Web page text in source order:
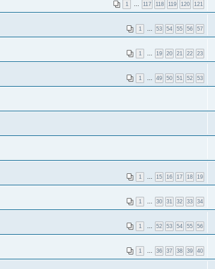
1 ... 117 118 119 120 121
1 ... 53 54 55 56 57
1 ... 19 20 21 22 23
1 ... 49 50 51 52 53
1 ... 15 16 17 18 19
1 ... 30 31 32 33 34
1 ... 52 53 54 55 56
1 ... 36 37 38 39 40